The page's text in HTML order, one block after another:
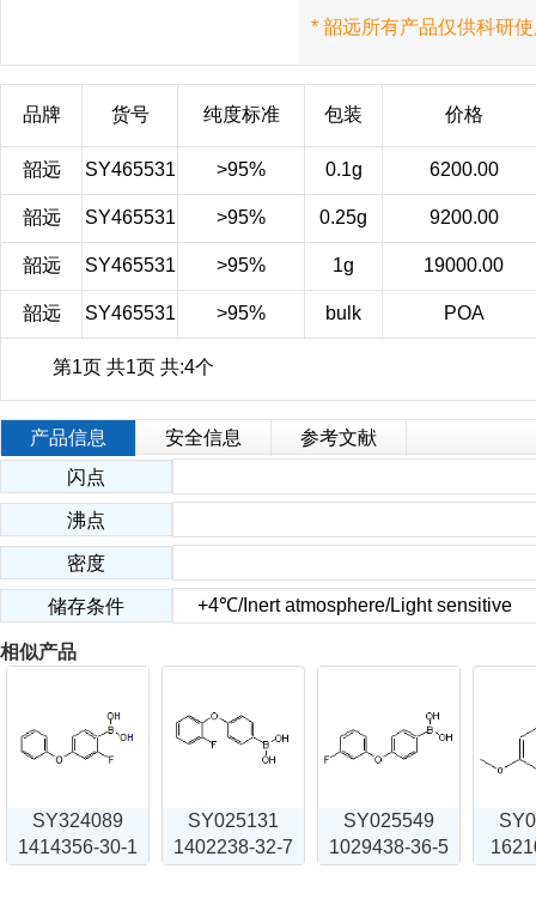
* 韶远所有产品仅供科研
品牌 货号 纯度标准 包装 价格
韶远 SY465531 >95% 0.1g 6200.00
韶远 SY465531 >95% 0.25g 9200.00
韶远 SY465531 >95% 1g 19000.00
韶远 SY465531 >95% bulk POA
第1页 共1页 共:4个
产品信息 安全信息
参考文献
闪点
沸点
密度
储存条件 +4℃/Inert atmosphere/Light sensitive
相似产品
SY324089
1414356-30-1
SY025131
1402238-32-7
SY025549
1029438-36-5